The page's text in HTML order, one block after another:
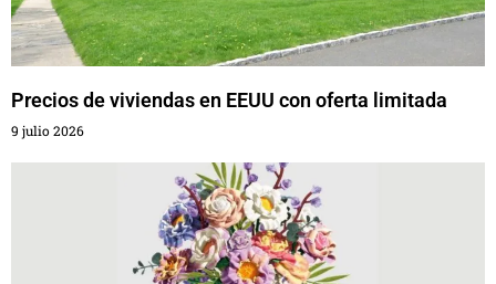
Precios de viviendas en EEUU con oferta limitada
9 julio 2026